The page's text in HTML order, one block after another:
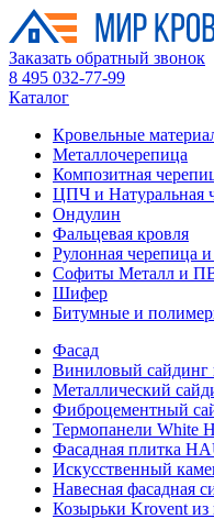
Заказать обратный звонок
8 495 032-77-99
Каталог
Кровельные
Металлочерепица
Композитная
ЦПЧ и Натуральная
Ондулин
Фальцевая кровля
Рулонная черепица
Софиты Металл и
Шифер
Битумные и
Фасад
Виниловый сайдинг
Металлический
Фиброцементный
Термопанели White
Фасадная плитка
Искусственный
Навесная фасадная
Козырьки Krovent из